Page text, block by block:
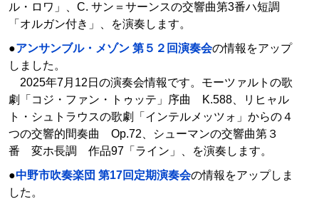
ル・ロワ」、C. サン＝サーンスの交響曲第3番ハ短調
「オルガン付き」、を演奏します。
●アンサンブル・メゾン 第５２回演奏会の情報をアップ
しました。
2025年7月12日の演奏会情報です。モーツァルトの歌
劇「コジ・ファン・トゥッテ」序曲 K.588、リヒャル
ト・シュトラウスの歌劇「インテルメッツォ」からの４
つの交響的間奏曲 Op.72、シューマンの交響曲第３
番 変ホ長調 作品97「ライン」、を演奏します。
●中野市吹奏楽団 第17回定期演奏会の情報をアップしま
した。